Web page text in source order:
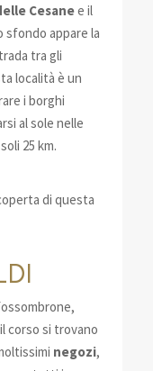
Cesanee il
sfondo appare la
tra gli
località è un
i borghi
al sole nelle
25 km.
di questa
corso si trovano
negozi,